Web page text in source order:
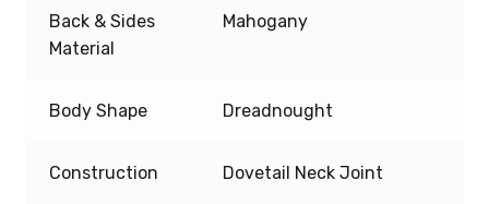
Back & Sides
Material
Mahogany
Body Shape Dreadnought
Construction Dovetail Neck Joint